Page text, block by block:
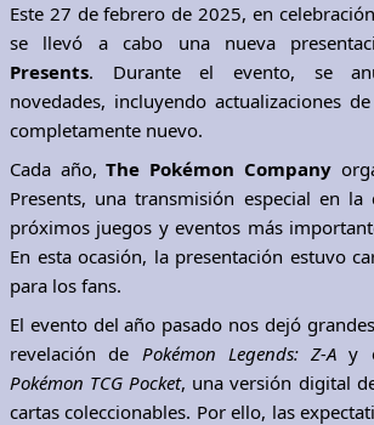
Este 27 de febrero de 2025, en
se llevó a cabo una nueva
Presents. Durante el evento, se
novedades, incluyendo actualizaciones
completamente nuevo.
Cada año,The Pokémon Company
Presents, una transmisión especial en
próximos juegos y eventos más
En esta ocasión, la presentación estuvo
para los fans.
El evento del año pasado nos dejó
revelación de Pokémon Legends: Z-A y
Pokémon TCG Pocket, una versión digital
cartas coleccionables. Por ello, las